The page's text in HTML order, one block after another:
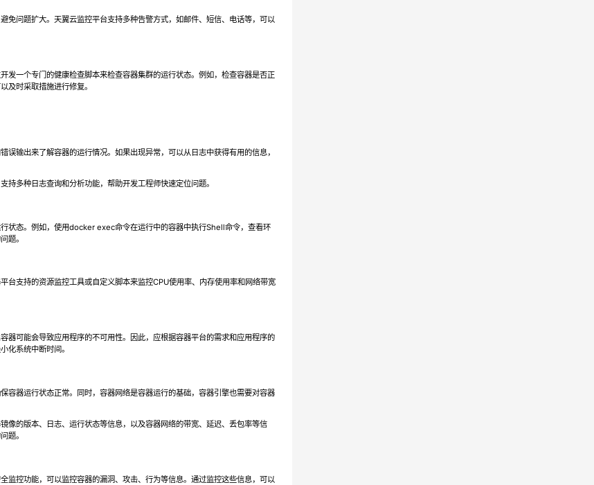
免问题扩大。天翼云监控平台支持多种告警方式，如邮件、短信、电话等，可以
发一个专门的健康检查脚本来检查容器集群的运行状态。例如，检查容器是否正
及时采取措施进行修复。
输出来了解容器的运行情况。如果出现异常，可以从日志中获得有用的信息，
多种日志查询和分析功能，帮助开发工程师快速定位问题。
状态。例如，使用docker exec命令在运行中的容器中执行Shell命令，查看环
题。
台支持的资源监控工具或自定义脚本来监控CPU使用率、内存使用率和网络带宽
器可能会导致应用程序的不可用性。因此，应根据容器平台的需求和应用程序的
化系统中断时间。
容器运行状态正常。同时，容器网络是容器运行的基础，容器引擎也需要对容器
像的版本、日志、运行状态等信息，以及容器网络的带宽、延迟、丢包率等信
题。
监控功能，可以监控容器的漏洞、攻击、行为等信息。通过监控这些信息，可以